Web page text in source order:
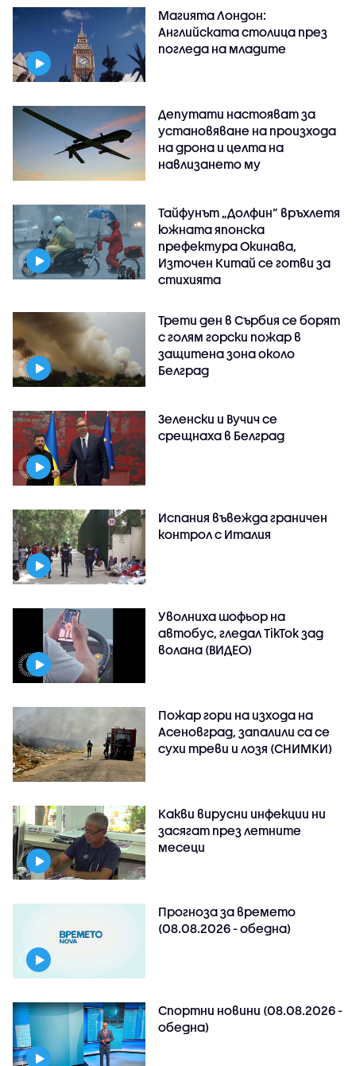
Магията Лондон:
Английската столица през
погледа на младите
Депутати настояват за
установяване на произхода
на дрона и целта на
навлизането му
Тайфунът „Долфин” връхлетя
южната японска
префектура Окинава,
Източен Китай се готви за
стихията
Трети ден в Сърбия се борят
с голям горски пожар в
защитена зона около
Белград
Зеленски и Вучич се
срещнаха в Белград
Испания въвежда граничен
контрол с Италия
Уволниха шофьор на
автобус, гледал TikTok зад
волана (ВИДЕО)
Пожар гори на изхода на
Асеновград, запалили са се
сухи треви и лозя (СНИМКИ)
Какви вирусни инфекции ни
засягат през летните
месеци
Прогноза за времето
(08.08.2026 - обедна)
Спортни новини (08.08.2026 -
обедна)